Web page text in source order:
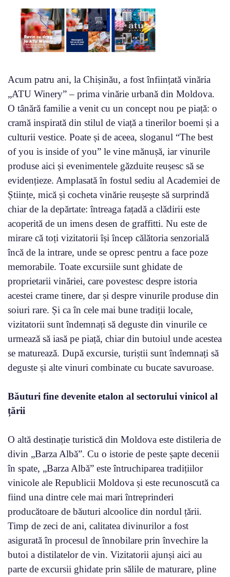
Acum patru ani, la Chișinău, a fost înființată vinăria
„ATU Winery” – prima vinărie urbană din Moldova.
O tânără familie a venit cu un concept nou pe piață: o
cramă inspirată din stilul de viață a tinerilor boemi și a
culturii vestice. Poate și de aceea, sloganul “The best
of you is inside of you” le vine mănușă, iar vinurile
produse aici și evenimentele găzduite reușesc să se
evidențieze. Amplasată în fostul sediu al Academiei de
Științe, mică și cocheta vinărie reușește să surprindă
chiar de la depărtate: întreaga fațadă a clădirii este
acoperită de un imens desen de graffitti. Nu este de
mirare că toți vizitatorii își încep călătoria senzorială
încă de la intrare, unde se opresc pentru a face poze
memorabile. Toate excursiile sunt ghidate de
proprietarii vinăriei, care povestesc despre istoria
acestei crame tinere, dar și despre vinurile produse din
soiuri rare. Și ca în cele mai bune tradiții locale,
vizitatorii sunt îndemnați să deguste din vinurile ce
urmează să iasă pe piață, chiar din butoiul unde acestea
se maturează. După excursie, turiștii sunt îndemnați să
deguste și alte vinuri combinate cu bucate savuroase.
Băuturi fine devenite etalon al sectorului vinicol al
țării
O altă destinație turistică din Moldova este distileria de
divin „Barza Albă”. Cu o istorie de peste șapte decenii
în spate, „Barza Albă” este întruchiparea tradițiilor
vinicole ale Republicii Moldova și este recunoscută ca
fiind una dintre cele mai mari întreprinderi
producătoare de băuturi alcoolice din nordul țării.
Timp de zeci de ani, calitatea divinurilor a fost
asigurată în procesul de înnobilare prin învechire la
butoi a distilatelor de vin. Vizitatorii ajunși aici au
parte de excursii ghidate prin sălile de maturare, pline